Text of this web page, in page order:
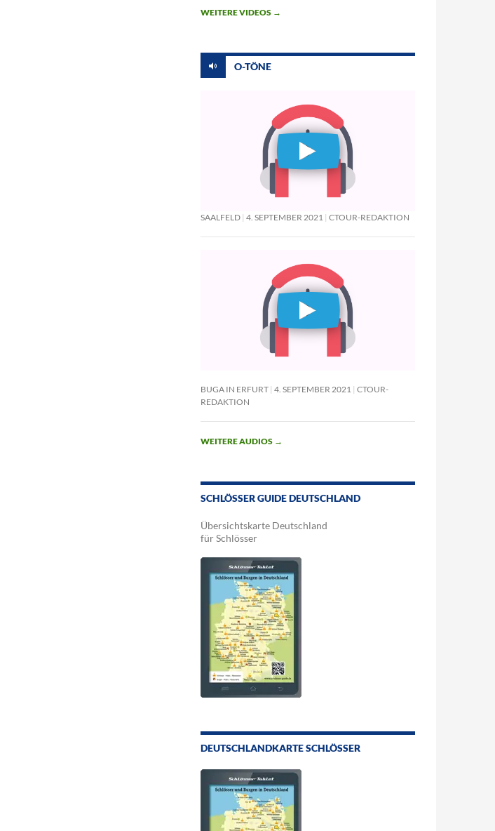
WEITERE VIDEOS →
O-TÖNE
SAALFELD 4. SEPTEMBER 2021 CTOUR-REDAKTION
BUGA IN ERFURT 4. SEPTEMBER 2021
CTOUR-
REDAKTION
WEITERE AUDIOS →
SCHLÖSSER GUIDE DEUTSCHLAND
Übersichtskarte Deutschland
für Schlösser
DEUTSCHLANDKARTE SCHLÖSSER